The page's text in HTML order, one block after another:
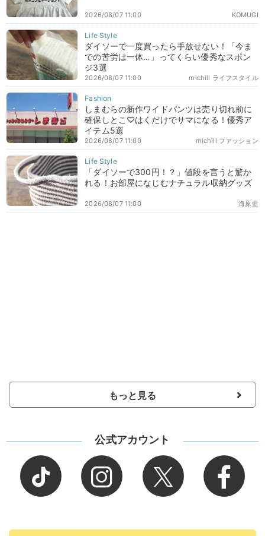
KOMUGI
2026/08/07 11:00
ダイソーで一度買ったら手放せない！「今ま
での苦労は一体…」ってくらい優秀なスポン
ジ3選
michill ライフスタイル
2026/08/07 11:00
しまむらの新作ワイドパンツは売り切れ前に
確保しとこ♡はくだけでサマになる！優秀ア
イテム5選
michill ファッション
2026/08/07 11:00
「ダイソーで300円！？」値段を言うと驚か
れる！お部屋になじむナチュラル収納グッズ
海原藍
2026/08/07 11:00
もっと見る
公式アカウント